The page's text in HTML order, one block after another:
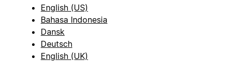
English (US)
Bahasa Indonesia
Dansk
Deutsch
English (UK)